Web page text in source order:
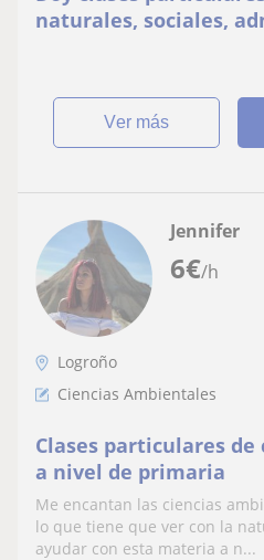
naturales, sociales,
ver más
6€/h
Jennifer
Logroño
Ciencias Ambientales
Clases particulares
a nivel de primaria
Me encantan las ciencias
lo que tiene que ver con la
ayudar con esta materia a n...